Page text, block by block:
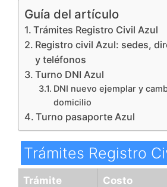
Guía del artículo
Trámites Registro Civil Azul
Registro civil Azul: sedes,
y teléfonos
Turno DNI Azul
DNI nuevo ejemplar y
domicilio
Turno pasaporte Azul
Trámites Registro
Trámite Costo